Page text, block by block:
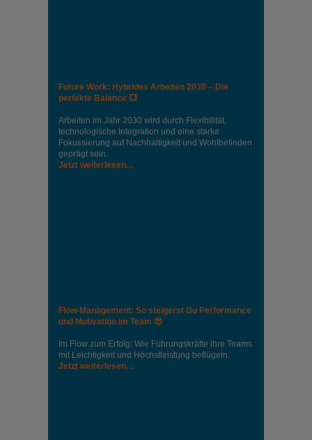
Future Work: Hybrides Arbeiten 2030 – Die
perfekte Balance 💥
Arbeiten im Jahr 2030 wird durch Flexibilität,
technologische Integration und eine starke
Fokussierung auf Nachhaltigkeit und Wohlbefinden
geprägt sein.
Jetzt weiterlesen…
Flow-Management: So steigerst Du Performance
und Motivation im Team 😎
Im Flow zum Erfolg: Wie Führungskräfte ihre Teams
mit Leichtigkeit und Höchstleistung beflügeln.
Jetzt weiterlesen…